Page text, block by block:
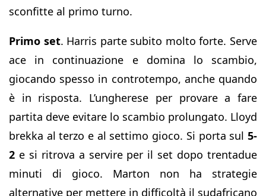
sconfitte al primo turno.
Primo set. Harris parte subito molto forte. Serve
ace in continuazione e domina lo scambio,
giocando spesso in controtempo, anche quando
è in risposta. L’ungherese per provare a fare
partita deve evitare lo scambio prolungato. Lloyd
brekka al terzo e al settimo gioco. Si porta sul 5-
2 e si ritrova a servire per il set dopo trentadue
minuti di gioco. Marton non ha strategie
alternative per mettere in difficoltà il sudafricano